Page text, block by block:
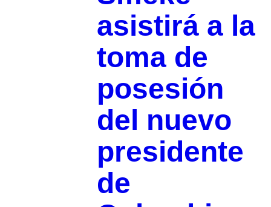
asistirá a la
toma de
posesión
del nuevo
presidente
de